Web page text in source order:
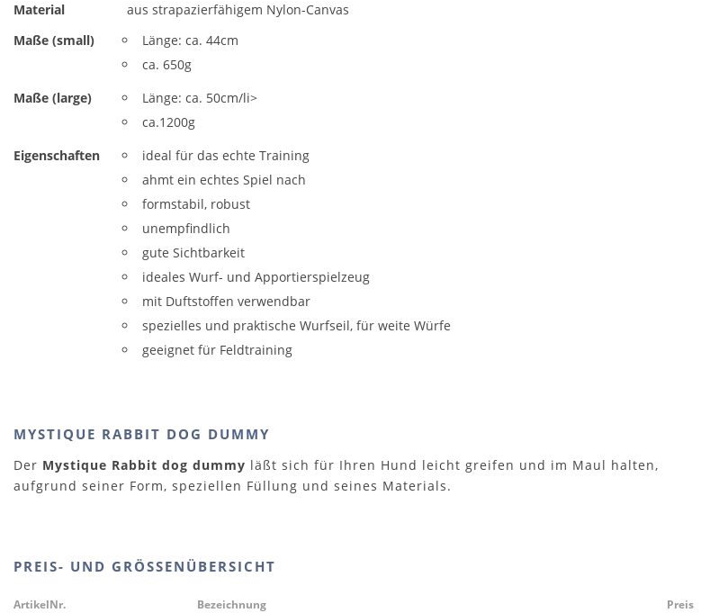
Material
aus strapazierfähigem Nylon-Canvas
Maße (small)
Länge: ca. 44cm
ca. 650g
Maße (large)
Länge: ca. 50cm/li>
ca.1200g
Eigenschaften
ideal für das echte Training
ahmt ein echtes Spiel nach
formstabil, robust
unempfindlich
gute Sichtbarkeit
ideales Wurf- und Apportierspielzeug
mit Duftstoffen verwendbar
spezielles und praktische Wurfseil, für weite Würfe
geeignet für Feldtraining
MYSTIQUE RABBIT DOG DUMMY
Der Mystique Rabbit dog dummy läßt sich für Ihren Hund leicht greifen und im Maul halten,
aufgrund seiner Form, speziellen Füllung und seines Materials.
PREIS- UND GRÖSSENÜBERSICHT
ArtikelNr. Bezeichnung Preis